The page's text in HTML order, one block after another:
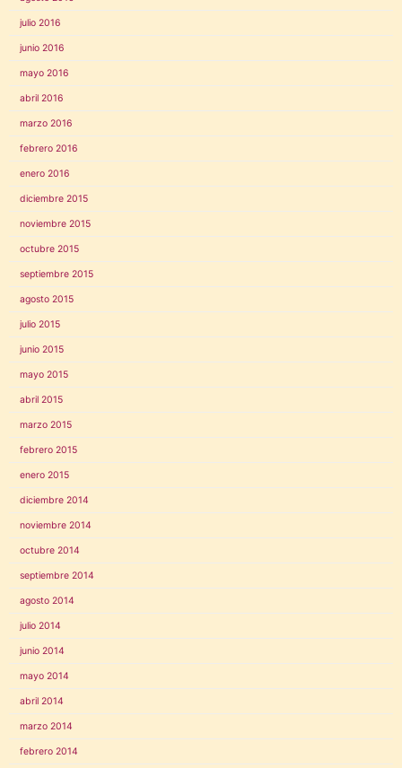
julio 2016
junio 2016
mayo 2016
abril 2016
marzo 2016
febrero 2016
enero 2016
diciembre 2015
noviembre 2015
octubre 2015
septiembre 2015
agosto 2015
julio 2015
junio 2015
mayo 2015
abril 2015
marzo 2015
febrero 2015
enero 2015
diciembre 2014
noviembre 2014
octubre 2014
septiembre 2014
agosto 2014
julio 2014
junio 2014
mayo 2014
abril 2014
marzo 2014
febrero 2014